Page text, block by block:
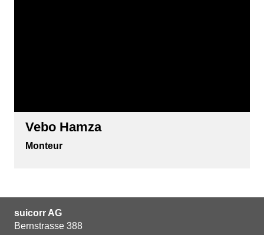
Vebo Hamza
Monteur
suicorr AG
Bernstrasse 388